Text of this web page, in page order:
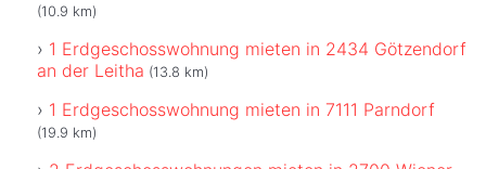
(10.9 km)
1 Erdgeschosswohnung mieten in 2434 Götzendorf
an der Leitha (13.8 km)
1 Erdgeschosswohnung mieten in 7111 Parndorf
(19.9 km)